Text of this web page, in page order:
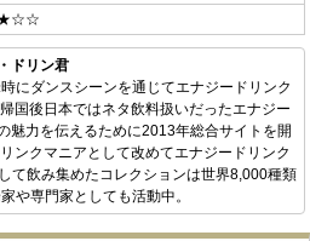
ドリン君
にダンスシーンを通じてエナジードリンク
国後日本ではネタ飲料扱いだったエナジー
魅力を伝えるために2013年総合サイトを開
ンクマニアとして改めてエナジードリンク
て飲み集めたコレクションは世界8,000種類
や専門家としても活動中。